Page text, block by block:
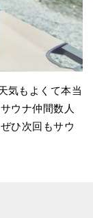
気もよくて本当
ウナ仲間数人
ひ次回もサウ